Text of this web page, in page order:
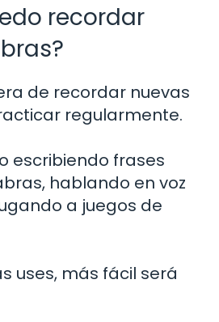
recordar
de recordar nuevas
regularmente.
escribiendo frases
hablando en voz
a juegos de
uses, más fácil será